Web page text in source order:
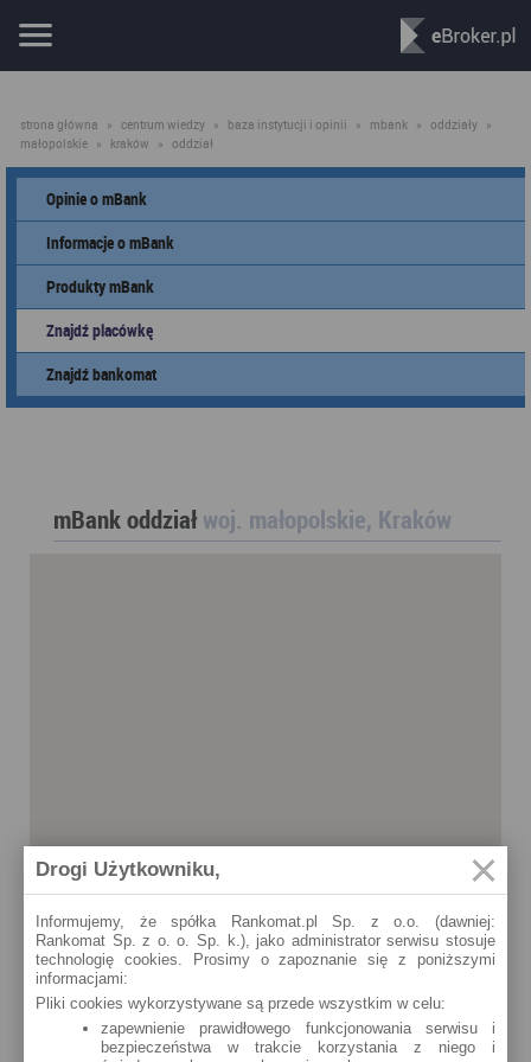
strona główna » centrum wiedzy » baza instytucji i opinii » mbank » oddziały »
małopolskie » kraków » oddział
Opinie o mBank
Informacje o mBank
Produkty mBank
Znajdź placówkę
Znajdź bankomat
mBank oddziałwoj. małopolskie, Kraków
Drogi Użytkowniku,
Informujemy, że spółka Rankomat.pl Sp. z o.o. (dawniej:
Rankomat Sp. z o. o. Sp. k.), jako administrator serwisu stosuje
technologię cookies. Prosimy o zapoznanie się z poniższymi
informacjami:
Pliki cookies wykorzystywane są przede wszystkim w celu:
zapewnienie prawidłowego funkcjonowania serwisu i
bezpieczeństwa w trakcie korzystania z niego i